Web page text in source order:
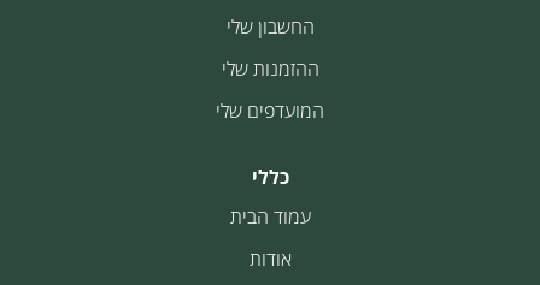
החשבון שלי
ההזמנות שלי
המועדפים שלי
כללי
עמוד הבית
אודות